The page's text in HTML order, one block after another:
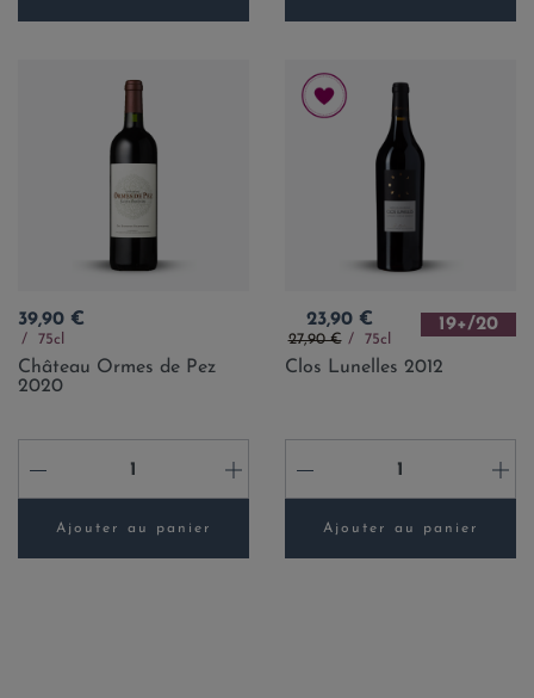
Prix
39,90 €
75cl
Château Ormes de Pez
2020
- +
Ajouter au panier
Prix
23,90 €
Prix de base
27,90 € 75cl
19+/20
Clos Lunelles 2012
- +
Ajouter au panier